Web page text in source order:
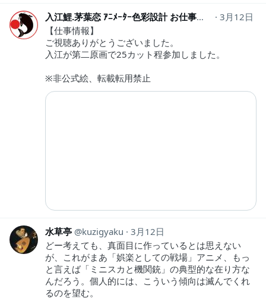
入江鯉.茅葉恋 ｱﾆﾒｰﾀｰ色彩設計 お仕事募集中 随時調整可
3月12日
【仕事情報】
ご視聴ありがとうございました。
入江が第二原画で25カット程参加しました。
※非公式絵、転載転用禁止
水草亭 kuzigyaku
3月12日
どー考えても、真面目に作っているとは思えない
が、これがまあ「娯楽としての戦場」アニメ、もっ
と言えば「ミニスカと機関銃」の典型的な在り方な
んだろう。個人的には、こういう傾向は滅んでくれ
るのを望む。